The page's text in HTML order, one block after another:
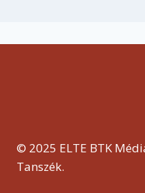
© 2025 ELTE BTK
Tanszék.